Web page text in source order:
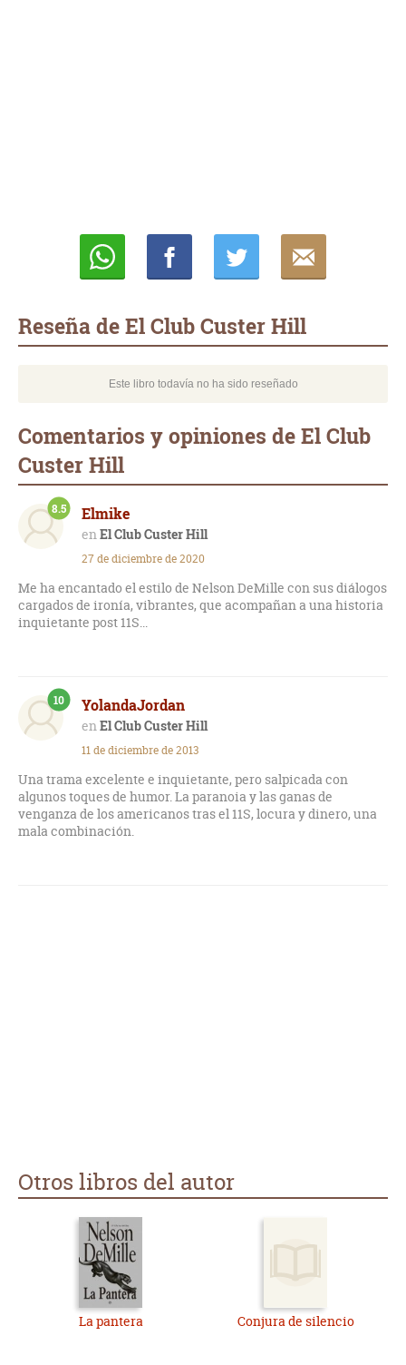
Reseña de El Club Custer Hill
Este libro todavía no ha sido reseñado
Comentarios y opiniones de El Club
Custer Hill
Elmike
El Club Custer Hill
8.5
27 de diciembre de 2020
Me ha encantado el estilo de Nelson DeMille con sus diálogos
cargados de ironía, vibrantes, que acompañan a una historia
inquietante post 11S...
YolandaJordan
El Club Custer Hill
10
11 de diciembre de 2013
Una trama excelente e inquietante, pero salpicada con
algunos toques de humor. La paranoia y las ganas de
venganza de los americanos tras el 11S, locura y dinero, una
mala combinación.
Otros libros del autor
La pantera Conjura de silencio